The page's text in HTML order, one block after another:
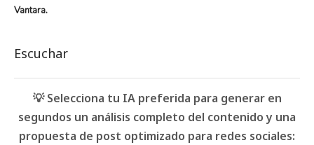
Vantara.
Escuchar
💡 Selecciona tu IA preferida para generar en
segundos un análisis completo del contenido y una
propuesta de post optimizado para redes sociales: